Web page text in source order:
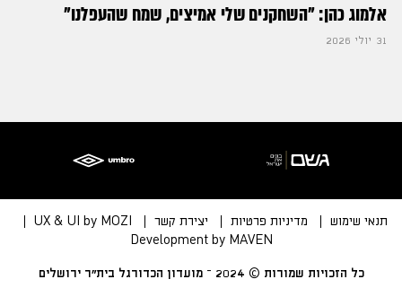
אלמוג כהן: "השחקנים שלי אמיצים, שמח שהעפלנו"
31 יולי 2026
תנאי שימוש מדיניות פרטיות יצירת קשר
UX & UI by MOZI
Development by MAVEN
כל הזכויות שמורות © 2024 – מועדון הכדורגל בית״ר ירושלים